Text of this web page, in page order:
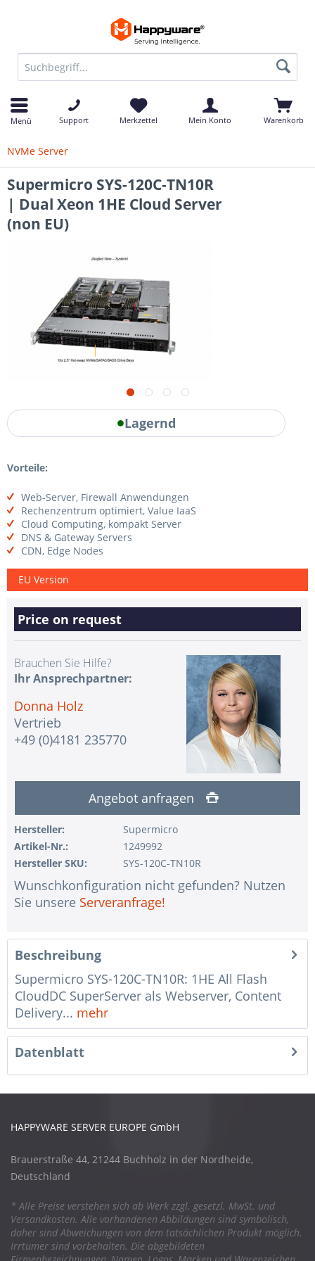
Menü Support Merkzettel Mein Konto Warenkorb
NVMe Server
Supermicro SYS-120C-TN10R
| Dual Xeon 1HE Cloud Server
(non EU)
Lagernd
Vorteile:
Web-Server, Firewall Anwendungen
Rechenzentrum optimiert, Value IaaS
Cloud Computing, kompakt Server
DNS & Gateway Servers
CDN, Edge Nodes
EU Version
Price on request
Brauchen Sie Hilfe?
Ihr Ansprechpartner:
Donna Holz
Vertrieb
+49 (0)4181 235770
Angebot anfragen
Hersteller:
Supermicro
Artikel-Nr.:
1249992
Hersteller SKU:
SYS-120C-TN10R
Wunschkonfiguration nicht gefunden? Nutzen
Sie unsere Serveranfrage!
Beschreibung
Supermicro SYS-120C-TN10R: 1HE All Flash
CloudDC SuperServer als Webserver, Content
Delivery... mehr
Datenblatt
HAPPYWARE SERVER EUROPE GmbH
Brauerstraße 44, 21244 Buchholz in der Nordheide,
Deutschland
* Alle Preise verstehen sich ab Werk zzgl. gesetzl. MwSt. und
Versandkosten. Alle vorhandenen Abbildungen sind symbolisch,
daher sind Abweichungen von dem tatsächlichen Produkt möglich.
Irrtümer sind vorbehalten. Die abgebildeten